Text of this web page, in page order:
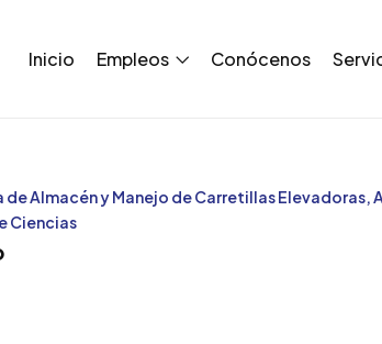
Inicio Empleos Conócenos
Almacén y Manejo de Carretillas Elevadoras,
Ciencias